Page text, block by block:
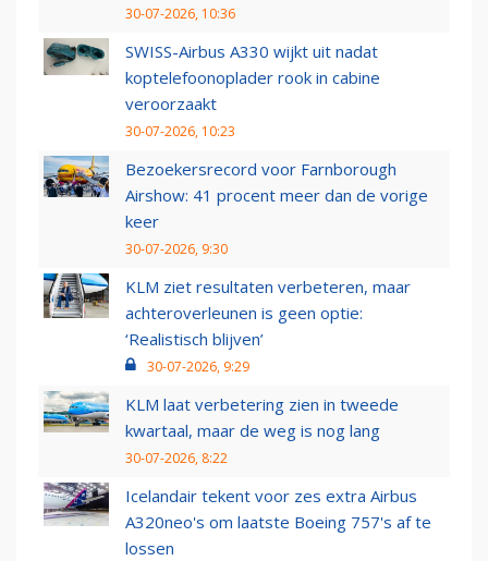
30-07-2026, 10:36
SWISS-Airbus A330 wijkt uit nadat
koptelefoonoplader rook in cabine
veroorzaakt
30-07-2026, 10:23
Bezoekersrecord voor Farnborough
Airshow: 41 procent meer dan de vorige
keer
30-07-2026, 9:30
KLM ziet resultaten verbeteren, maar
achteroverleunen is geen optie:
‘Realistisch blijven’
30-07-2026, 9:29
KLM laat verbetering zien in tweede
kwartaal, maar de weg is nog lang
30-07-2026, 8:22
Icelandair tekent voor zes extra Airbus
A320neo's om laatste Boeing 757's af te
lossen